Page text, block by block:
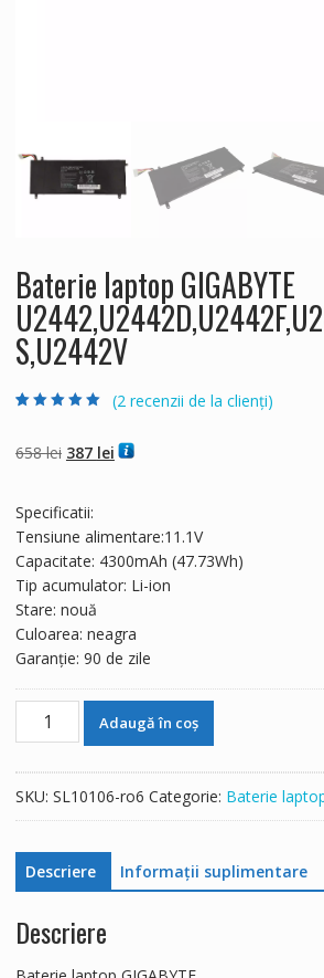
Baterie laptop GIGABYTE
S,U2442V
evaluări de la
clienți
(2 recenzii de la clienți)
658lei Prețul
fost:
658 lei.
387 leiPrețul
Specificatii:
Tensiune alimentare:11.1V
Capacitate: 4300mAh (47.73Wh)
Tip acumulator: Li-ion
Stare: nouă
Culoarea: neagra
Garanție: 90 de zile
Cantitate
Adaugă în coș
SKU: SL10106-ro6 Categorie: Baterie
Descriere Informații suplimentare
Descriere